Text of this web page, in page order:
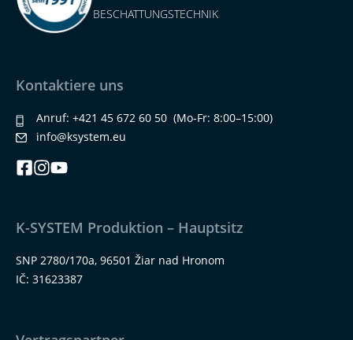
BESCHATTUNGSTECHNIK
Kontaktiere uns
Anruf: +421 45 672 60 50 (Mo-Fr: 8:00–15:00)
info@ksystem.eu
K-SYSTEM Produktion – Hauptsitz
SNP 2780/170a, 96501 Žiar nad Hronom
IČ: 31623387